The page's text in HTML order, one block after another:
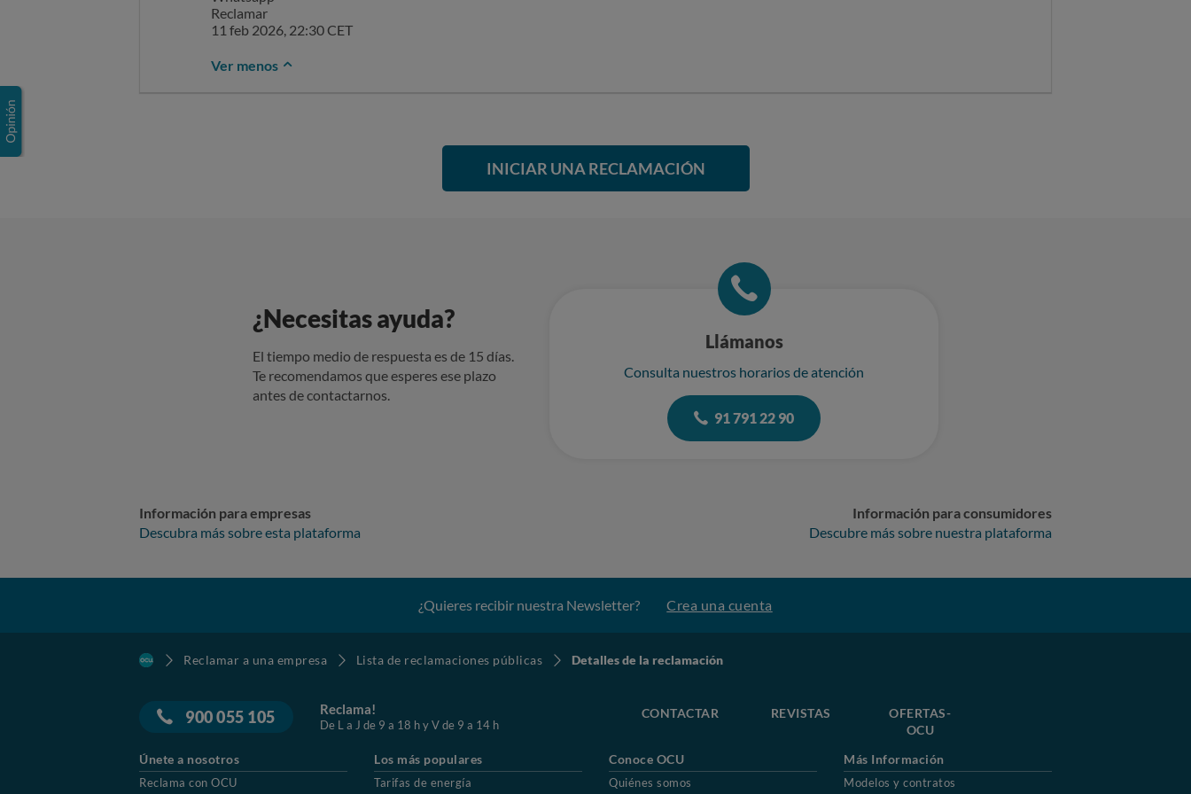
Muchas gracias.
Departamento de Atención al Cliente
Whatsapp
Reclamar
11 feb 2026, 22:30 CET
Ver menos
INICIAR UNA RECLAMACIÓN
¿Necesitas ayuda?
El tiempo medio de respuesta es de 15 días.
Te recomendamos que esperes ese plazo
antes de contactarnos.
Llámanos
Consulta nuestros horarios de atención
91 791 22 90
Información para empresas
Descubra más sobre esta plataforma
Información para consumidores
Descubre más sobre nuestra plataforma
¿Quieres recibir nuestra Newsletter? Crea una cuenta
Reclamar a una empresa Lista de reclamaciones públicas Detalles de la reclamación
900 055 105 Reclama!
De L a J de 9 a 18 h y V de 9 a 14 h
CONTACTAR REVISTAS
OFERTAS-
OCU
Únete a nosotros
Reclama con OCU
Los más populares
Tarifas de energía
Conoce OCU
Quiénes somos
Más Información
Modelos y contratos